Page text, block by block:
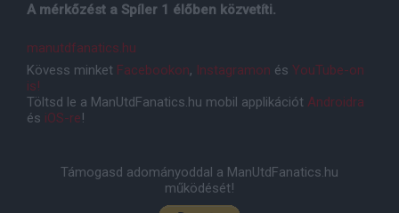
A mérkőzést a Spíler 1 élőben közvetíti.
manutdfanatics.hu
Kövess minket Facebookon, Instagramon és YouTube-on
is!
Töltsd le a ManUtdFanatics.hu mobil applikációt Androidra
és iOS-re!
Támogasd adományoddal a ManUtdFanatics.hu
működését!